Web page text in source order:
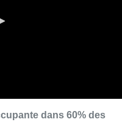
dans 60% des